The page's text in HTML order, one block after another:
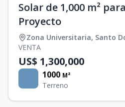
Solar de 1,000 m²
Proyecto
Zona Universitaria, Santo
VENTA
US$ 1,300,000
1000 M²
Terreno